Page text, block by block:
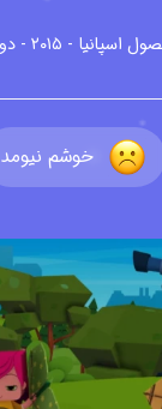
- ۲۰۱۵ - دوبله شده - بدون زیرنویس -
خوشم نیومد